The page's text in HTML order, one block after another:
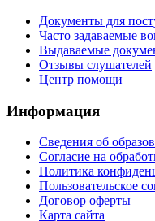
Документы для
Часто задаваемые
Выдаваемые
Отзывы слушателей
Центр помощи
Информация
Сведения об
Согласие на
Политика
Пользовательское
Договор оферты
Карта сайта